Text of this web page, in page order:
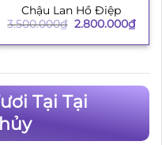
Chậu Lan Hồ Điệp
3.500.000₫ Giá
là:
2.800.000₫Giá
hiện
tại
Tại Tại